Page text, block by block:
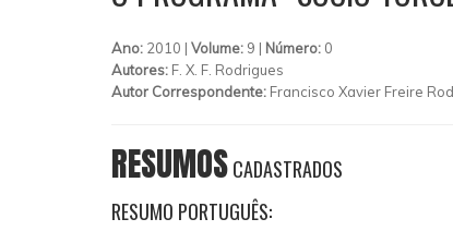
Ano: 2010 | Volume: 9 | Número: 0
Autores: F. X. F. Rodrigues
Autor Correspondente: Francisco Xavier Freire
RESUMOSCADASTRADOS
RESUMO PORTUGUÊS: